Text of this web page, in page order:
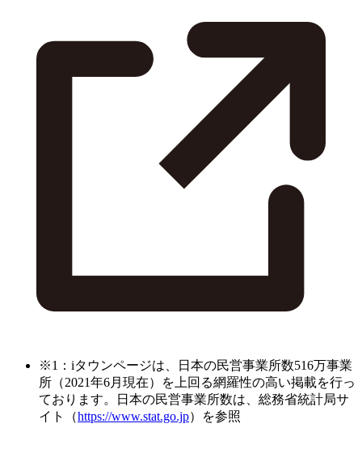
※1：iタウンページは、日本の民営事業所数516万事業
所（2021年6月現在）を上回る網羅性の高い掲載を行っ
ております。日本の民営事業所数は、総務省統計局サ
イト（https://www.stat.go.jp）を参照